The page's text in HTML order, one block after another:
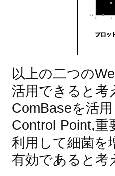
以上の二つの
活用できると考
ComBaseを活
Control Point,重
利用して細菌を
有効であると考